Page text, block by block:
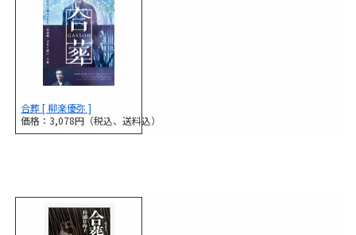
合葬 [ 柳楽優弥 ]
価格：3,078円（税込、送料込）